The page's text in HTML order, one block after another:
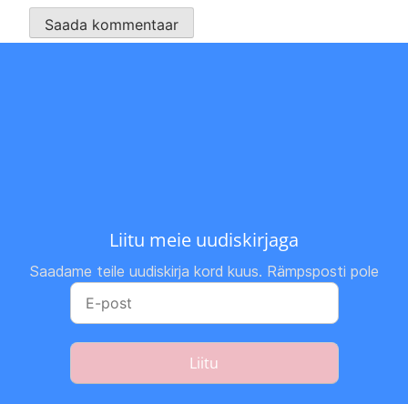
Liitu meie uudiskirjaga
Saadame teile uudiskirja kord kuus. Rämpsposti pole
Liitu